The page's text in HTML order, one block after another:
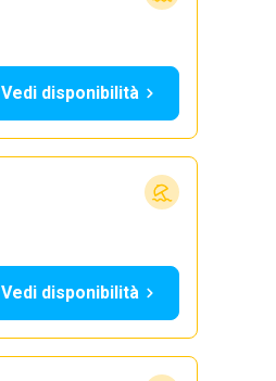
Vedi disponibilità
Vedi disponibilità